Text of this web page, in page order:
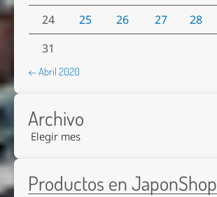
24
25 26 27 28
31
← Abril 2020
Archivo
Productos en JaponShop